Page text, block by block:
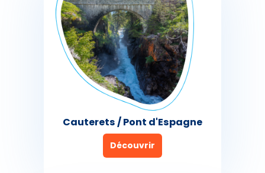
Cauterets / Pont d'Espagne
Découvrir